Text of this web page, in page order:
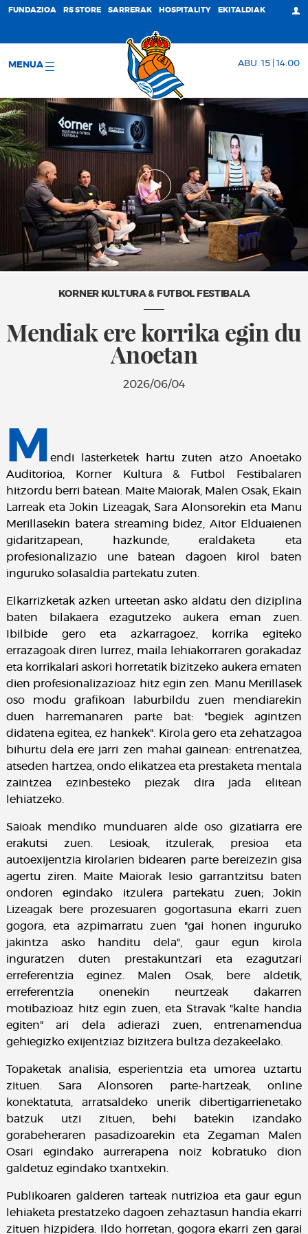
FUNDAZIOA RS STORE SARRERAK HOSPITALITY EKITALDIAK
MENUA ABU. 15 | 14:00
KORNER KULTURA & FUTBOL FESTIBALA
Mendiak ere korrika egin du
Anoetan
2026/06/04
M
endi lasterketek hartu zuten atzo Anoetako
Auditorioa, Korner Kultura & Futbol Festibalaren
hitzordu berri batean. Maite Maiorak, Malen Osak, Ekain
Larreak eta Jokin Lizeagak, Sara Alonsorekin eta Manu
Merillasekin batera streaming bidez, Aitor Elduaienen
gidaritzapean, hazkunde, eraldaketa eta
profesionalizazio une batean dagoen kirol baten
inguruko solasaldia partekatu zuten.
Elkarrizketak azken urteetan asko aldatu den diziplina
baten bilakaera ezagutzeko aukera eman zuen.
Ibilbide gero eta azkarragoez, korrika egiteko
errazagoak diren lurrez, maila lehiakorraren gorakadaz
eta korrikalari askori horretatik bizitzeko aukera ematen
dien profesionalizazioaz hitz egin zen. Manu Merillasek
oso modu grafikoan laburbildu zuen mendiarekin
duen harremanaren parte bat: "begiek agintzen
didatena egitea, ez hankek". Kirola gero eta zehatzagoa
bihurtu dela ere jarri zen mahai gainean: entrenatzea,
atseden hartzea, ondo elikatzea eta prestaketa mentala
zaintzea ezinbesteko piezak dira jada elitean
lehiatzeko.
Saioak mendiko munduaren alde oso gizatiarra ere
erakutsi zuen. Lesioak, itzulerak, presioa eta
autoexijentzia kirolarien bidearen parte bereizezin gisa
agertu ziren. Maite Maiorak lesio garrantzitsu baten
ondoren egindako itzulera partekatu zuen; Jokin
Lizeagak bere prozesuaren gogortasuna ekarri zuen
gogora, eta azpimarratu zuen "gai honen inguruko
jakintza asko handitu dela", gaur egun kirola
inguratzen duten prestakuntzari eta ezagutzari
erreferentzia eginez. Malen Osak, bere aldetik,
erreferentzia onenekin neurtzeak dakarren
motibazioaz hitz egin zuen, eta Stravak "kalte handia
egiten" ari dela adierazi zuen, entrenamendua
gehiegizko exijentziaz bizitzera bultza dezakeelako.
Topaketak analisia, esperientzia eta umorea uztartu
zituen. Sara Alonsoren parte-hartzeak, online
konektatuta, arratsaldeko unerik dibertigarrienetako
batzuk utzi zituen, behi batekin izandako
gorabeheraren pasadizoarekin eta Zegaman Malen
Osari egindako aurrerapena noiz kobratuko dion
galdetuz egindako txantxekin.
Publikoaren galderen tarteak nutrizioa eta gaur egun
lehiaketa prestatzeko dagoen zehaztasun handia ekarri
zituen hizpidera. Ildo horretan, gogora ekarri zen garai